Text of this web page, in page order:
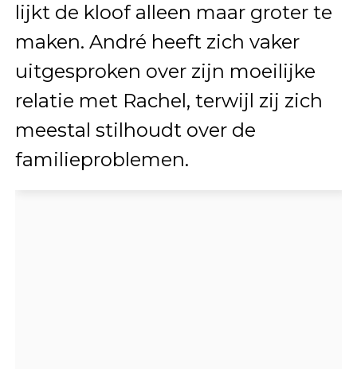
lijkt de kloof alleen maar groter te
maken. André heeft zich vaker
uitgesproken over zijn moeilijke
relatie met Rachel, terwijl zij zich
meestal stilhoudt over de
familieproblemen.